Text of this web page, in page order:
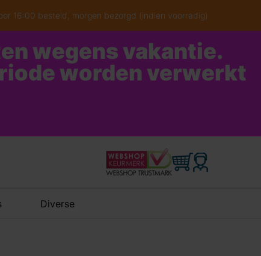
16:00 besteld, morgen bezorgd (indien voorradig)
wegens vakantie.
worden verwerkt
Diverse